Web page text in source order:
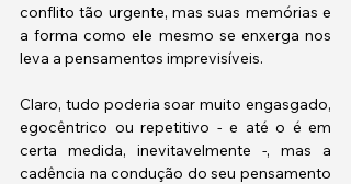
conflito tão urgente, mas suas memórias e
a forma como ele mesmo se enxerga nos
leva a pensamentos imprevisíveis.
Claro, tudo poderia soar muito engasgado,
egocêntrico ou repetitivo - e até o é em
certa medida, inevitavelmente -, mas a
cadência na condução do seu pensamento